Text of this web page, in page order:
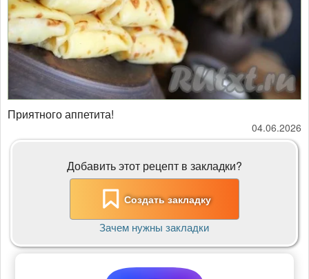
Приятного аппетита!
04.06.2026
Добавить этот рецепт в закладки?
Создать закладку
Зачем нужны закладки